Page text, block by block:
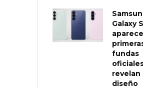
Galaxy
fundas
revelan
diseño